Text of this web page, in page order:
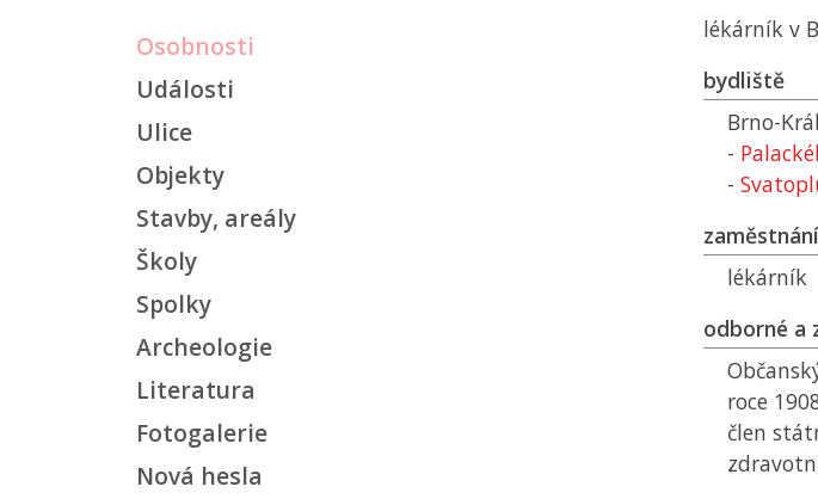
Osobnosti
Události
Ulice
Objekty
Stavby, areály
Školy
Spolky
Archeologie
Literatura
Fotogalerie
Nová hesla
lékárník v
bydliště
Brno-
-
-
zaměstnání
lékárník
odborné a
roce
člen